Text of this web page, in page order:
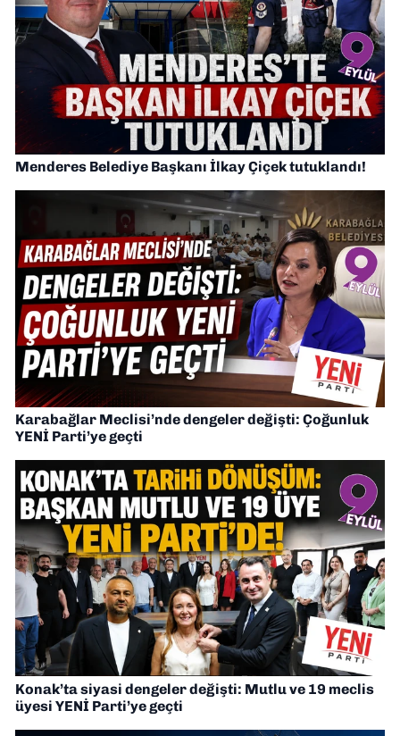
Menderes Belediye Başkanı İlkay Çiçek tutuklandı!
Karabağlar Meclisi’nde dengeler değişti: Çoğunluk
YENİ Parti’ye geçti
Konak’ta siyasi dengeler değişti: Mutlu ve 19 meclis
üyesi YENİ Parti’ye geçti